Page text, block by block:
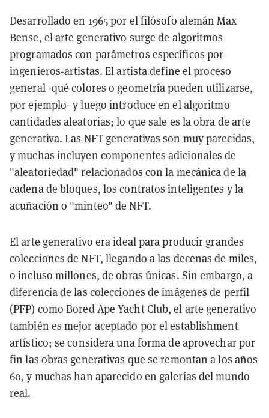
Desarrollado en 1965 por el filósofo alemán Max
Bense, el arte generativo surge de algoritmos
programados con parámetros específicos por
ingenieros-artistas. El artista define el proceso
general -qué colores o geometría pueden utilizarse,
por ejemplo- y luego introduce en el algoritmo
cantidades aleatorias; lo que sale es la obra de arte
generativa. Las NFT generativas son muy parecidas,
y muchas incluyen componentes adicionales de
"aleatoriedad" relacionados con la mecánica de la
cadena de bloques, los contratos inteligentes y la
acuñación o "minteo" de NFT.
El arte generativo era ideal para producir grandes
colecciones de NFT, llegando a las decenas de miles,
o incluso millones, de obras únicas. Sin embargo, a
diferencia de las colecciones de imágenes de perfil
(PFP) comoBored Ape Yacht Club, el arte generativo
también es mejor aceptado por el establishment
artístico; se considera una forma de aprovechar por
fin las obras generativas que se remontan a los años
60, y muchashan aparecido en galerías del mundo
real.